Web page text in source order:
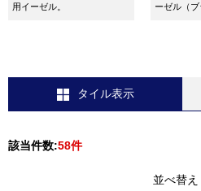
用イーゼル。
ーゼル（ブ
タイル表示
該当件数:58件
並べ替え